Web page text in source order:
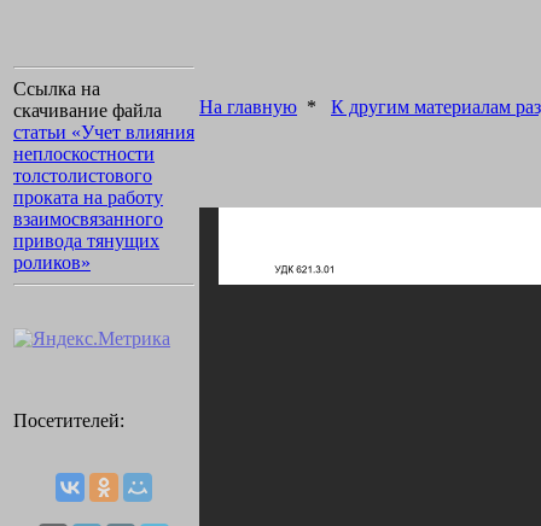
Ссылка на
скачивание файла
статьи «Учет влияния
неплоскостности
толстолистового
проката на работу
взаимосвязанного
привода тянущих
роликов»
Посетителей:
На главную * К другим материалам